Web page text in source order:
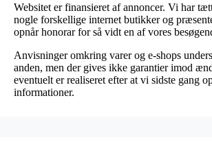
Websitet er finansieret af annoncer. Vi har
nogle forskellige internet butikker og
opnår honorar for så vidt en af vores
Anvisninger omkring varer og e-shops
anden, men der gives ikke garantier imod
eventuelt er realiseret efter at vi sidste gang
informationer.